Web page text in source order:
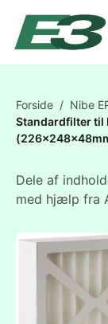
Forside / Nibe
Standardfilter til
Dele af
med hjælp fra